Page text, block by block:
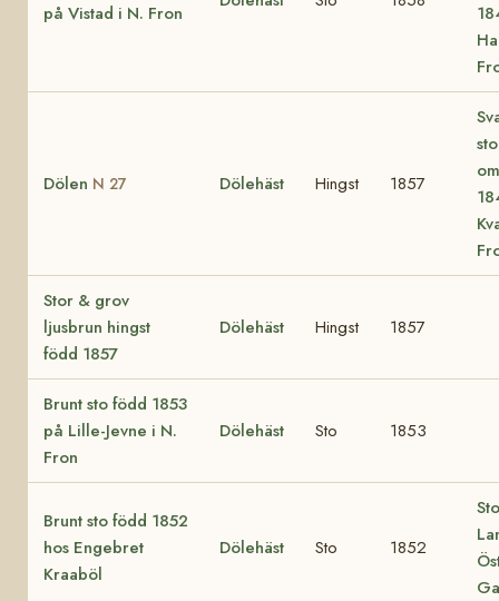
på Vistad i N. Fron
Dölen N 27 Dölehäst Hingst 1857
Stor & grov
ljusbrun hingst
född 1857
Dölehäst Hingst 1857
Brunt sto född 1853
på Lille-Jevne i N.
Fron
Dölehäst Sto 1853
Brunt sto född 1852
hos Engebret
Kraaböl
Dölehäst Sto 1852